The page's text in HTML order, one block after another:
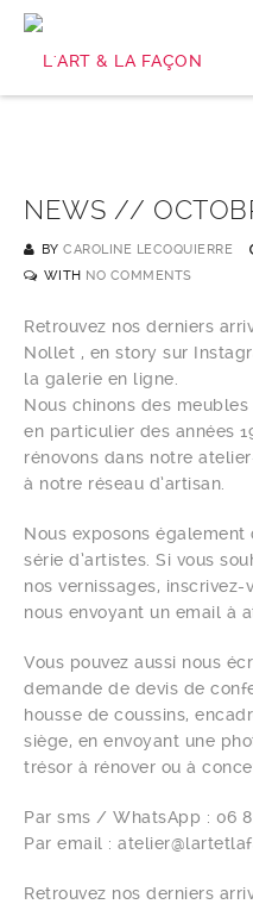
NEWS //
BY CAROLINE LECOQUIERRE
WITH NO COMMENTS
Retrouvez nos derniers
Nollet , en story sur
la galerie en ligne.
Nous chinons des
en particulier des années
rénovons dans notre
à notre réseau d’artisan.
Nous exposons
série d’artistes. Si vous
nos vernissages,
nous envoyant un email à
Vous pouvez aussi nous
demande de devis de
housse de coussins,
siège, en envoyant une
trésor à rénover ou à
Par sms / WhatsApp : 06
Par email :
Retrouvez nos derniers